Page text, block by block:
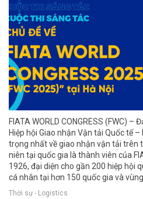
FIATA WORLD CONGRESS (FWC)
Hiệp hội Giao nhận Vận tải Quốc tế
trọng nhất về giao nhận vận tải trên
niên tại quốc gia là thành viên của
1926, đại diện cho gần 200 hiệp hội
cá nhân tại hơn 150 quốc gia và
Thời sự - Logistics